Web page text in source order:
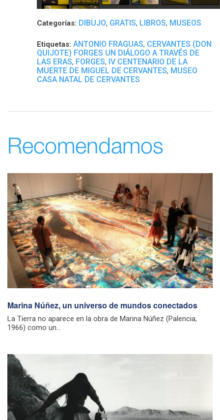
Categorías: DIBUJO, GRATIS, LIBROS, MUSEOS
Etiquetas: ANTONIO FRAGUAS, CERVANTES (DON
QUIJOTE) FORGES UN DIÁLOGO A TRAVÉS DE
LAS ERAS, FORGES, IV CENTENARIO DE LA
MUERTE DE MIGUEL DE CERVANTES, MUSEO
CASA NATAL DE CERVANTES
Recomendamos
Marina Núñez, un universo de mundos conectados
La Tierra no aparece en la obra de Marina Núñez (Palencia,
1966) como un...